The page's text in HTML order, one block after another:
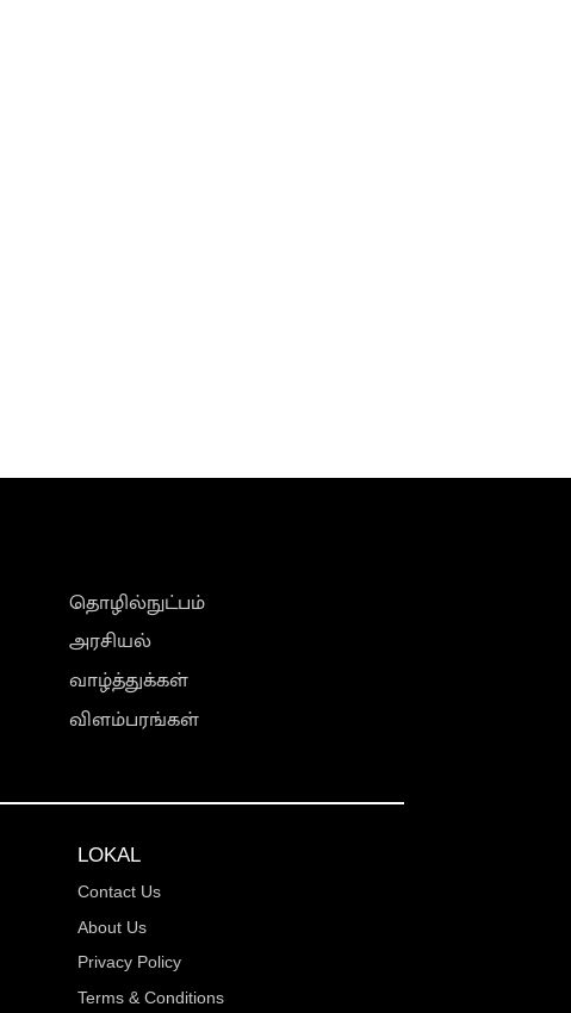
தொழில்நுட்பம்
அரசியல்
வாழ்த்துக்கள்
விளம்பரங்கள்
LOKAL
Contact Us
About Us
Privacy Policy
Terms & Conditions